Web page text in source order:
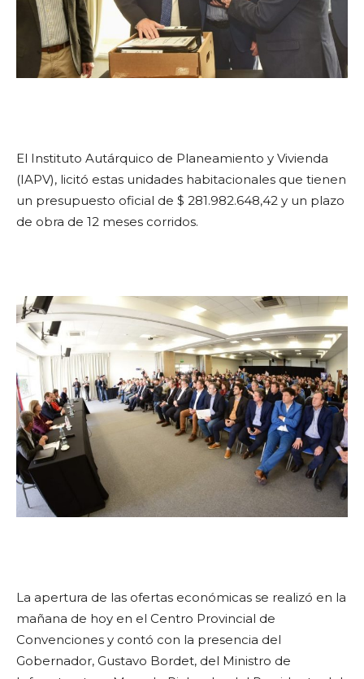
El Instituto Autárquico de Planeamiento y Vivienda
(IAPV), licitó estas unidades habitacionales que tienen
un presupuesto oficial de $ 281.982.648,42 y un plazo
de obra de 12 meses corridos.
La apertura de las ofertas económicas se realizó en la
mañana de hoy en el Centro Provincial de
Convenciones y contó con la presencia del
Gobernador, Gustavo Bordet, del Ministro de